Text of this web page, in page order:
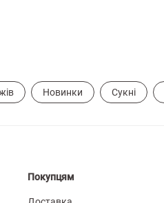
Новинки Сукні
Покупцям